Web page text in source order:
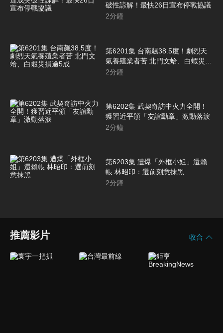
破性諒解！最快26日宣布停戰協議
2分鐘
第6201集 台南飆38.5度！劇烈天
氣養殖業者苦 北門文蛤、白蝦災損
逾5成
2分鐘
第6202集 武契奇訪中火力全開！
獲習近平頒「友誼勳章」激動落淚
2分鐘
第6203集 遭爆「外框小姐」還賴
帳 林昭印：選前刻意抹黑
2分鐘
推薦影片 收合